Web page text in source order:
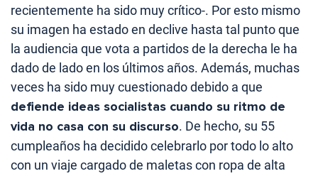
recientemente ha sido muy crítico-. Por esto mismo
su imagen ha estado en declive hasta tal punto que
la audiencia que vota a partidos de la derecha le ha
dado de lado en los últimos años. Además, muchas
veces ha sido muy cuestionado debido a que
defiende ideas socialistas cuando su ritmo de
vida no casa con su discurso. De hecho, su 55
cumpleaños ha decidido celebrarlo por todo lo alto
con un viaje cargado de maletas con ropa de alta